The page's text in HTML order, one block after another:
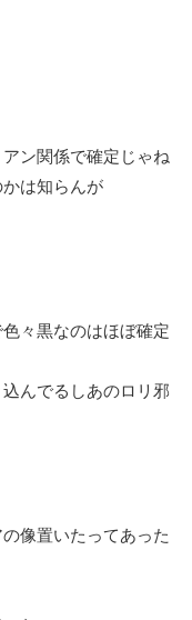
ン関係で確定じゃね
は知らんが
々黒なのはほぼ確定
んでるしあのロリ邪
像置いたってあった